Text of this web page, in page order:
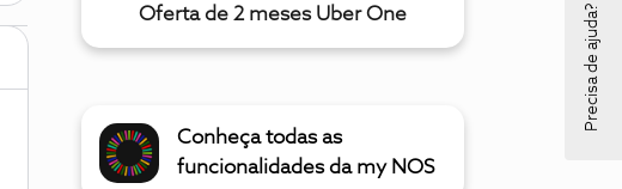
Oferta de 2 meses Uber One
Conheça todas as
funcionalidades da my NOS
Precisa de ajuda?